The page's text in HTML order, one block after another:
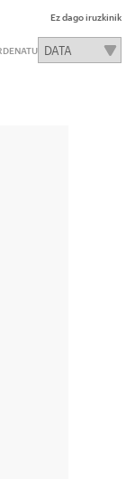
Ez dago iruzkinik